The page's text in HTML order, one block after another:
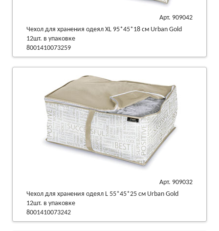
Арт. 909042
Чехол для хранения одеял XL 95*45*18 см Urban Gold
12шт. в упаковке
8001410073259
Арт. 909032
Чехол для хранения одеял L 55*45*25 см Urban Gold
12шт. в упаковке
8001410073242